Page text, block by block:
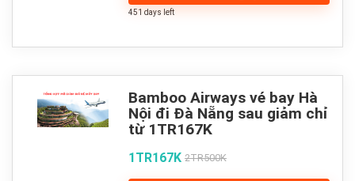
451 days left
Bamboo Airways vé bay Hà
Nội đi Đà Nẵng sau giảm chỉ
từ 1TR167K
1TR167K 2TR500K